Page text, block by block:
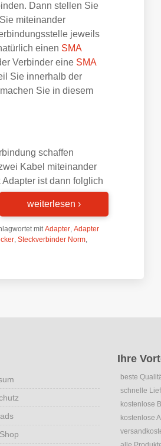
Dann stellen Sie
miteinander
jeweils
einen SMA
Verbinder eine SMA
Sie innerhalb der
Sie in diesem
schaffen
Kabel miteinander
ist dann folglich
weiterlesen ›
mit Adapter, Adapter
, Steckverbinder Norm,
Ihre
beste
schnelle
kostenlose
kostenlose